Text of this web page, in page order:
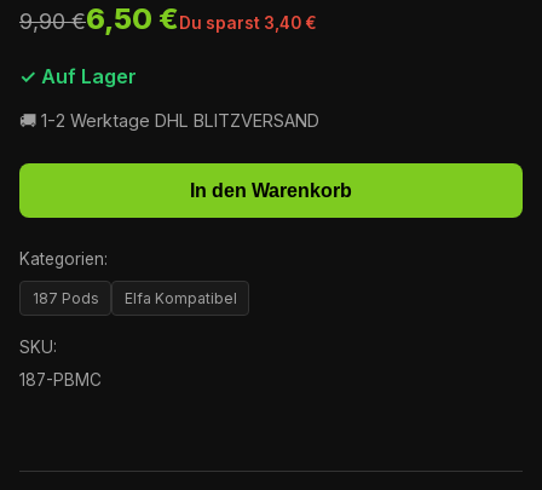
9,90 €6,50 €Du sparst 3,40 €
✓ Auf Lager
🚚 1-2 Werktage DHL BLITZVERSAND
In den Warenkorb
Kategorien:
187 Pods Elfa Kompatibel
SKU:
187-PBMC